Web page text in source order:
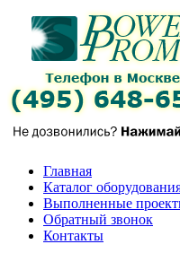
Главная
Каталог
Выполненные
Обратный звонок
Контакты